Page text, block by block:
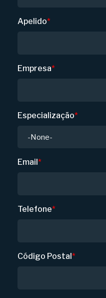
Apelido*
Empresa*
Especialização*
Email *
Telefone*
Código Postal *